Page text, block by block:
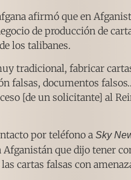
afirmó que en
de producción de
los talibanes.
tradicional, fabricar
falsas, documentos
[de un solicitante] al
por teléfono a Sky
Afganistán que dijo tener
cartas falsas con